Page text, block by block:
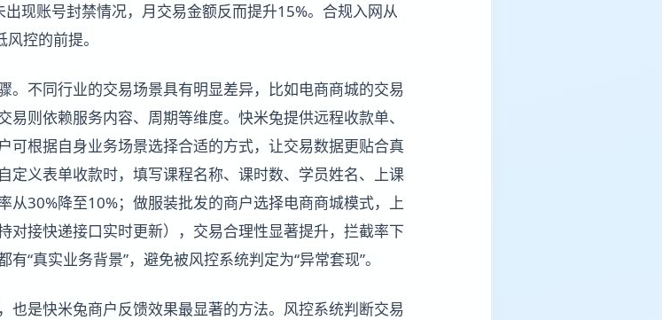
现账号封禁情况，月交易金额反而提升15%。合规入网从
控的前提。
。不同行业的交易场景具有明显差异，比如电商商城的交易
则依赖服务内容、周期等维度。快米兔提供远程收款单、
可根据自身业务场景选择合适的方式，让交易数据更贴合真
定义表单收款时，填写课程名称、课时数、学员姓名、上课
从30%降至10%；做服装批发的商户选择电商商城模式，上
对接快递接口实时更新），交易合理性显著提升，拦截率下
“真实业务背景”，避免被风控系统判定为“异常套现”。
也是快米兔商户反馈效果最显著的方法。风控系统判断交易